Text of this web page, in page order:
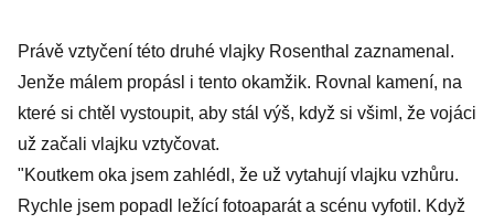
Právě vztyčení této druhé vlajky Rosenthal zaznamenal.
Jenže málem propásl i tento okamžik. Rovnal kamení, na
které si chtěl vystoupit, aby stál výš, když si všiml, že vojáci
už začali vlajku vztyčovat.
"Koutkem oka jsem zahlédl, že už vytahují vlajku vzhůru.
Rychle jsem popadl ležící fotoaparát a scénu vyfotil. Když